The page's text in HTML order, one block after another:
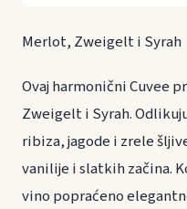
Merlot, Zweigelt i Syrah
Ovaj harmonični Cuvee
Zweigelt i Syrah.
ribiza, jagode i zrele
vanilije i slatkih začina.
vino popraćeno